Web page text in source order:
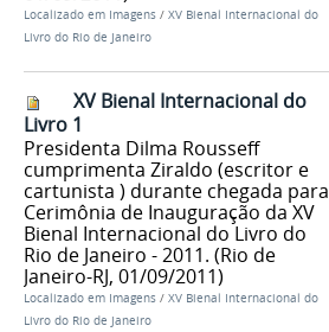
Localizado em Imagens / XV Bienal Internacional do
Livro do Rio de Janeiro
XV Bienal Internacional do
Livro 1
Presidenta Dilma Rousseff
cumprimenta Ziraldo (escritor e
cartunista ) durante chegada para
Cerimônia de Inauguração da XV
Bienal Internacional do Livro do
Rio de Janeiro - 2011. (Rio de
Janeiro-RJ, 01/09/2011)
Localizado em Imagens / XV Bienal Internacional do
Livro do Rio de Janeiro